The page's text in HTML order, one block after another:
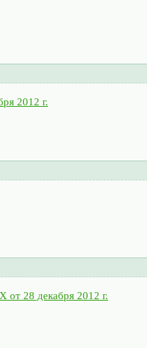
2012 г.
от 28 декабря 2012 г.